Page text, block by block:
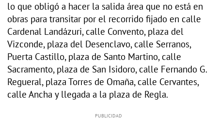
lo que obligó a hacer la salida área que no está en
obras para transitar por el recorrido fijado en calle
Cardenal Landázuri, calle Convento, plaza del
Vizconde, plaza del Desenclavo, calle Serranos,
Puerta Castillo, plaza de Santo Martino, calle
Sacramento, plaza de San Isidoro, calle Fernando G.
Regueral, plaza Torres de Omaña, calle Cervantes,
calle Ancha y llegada a la plaza de Regla.